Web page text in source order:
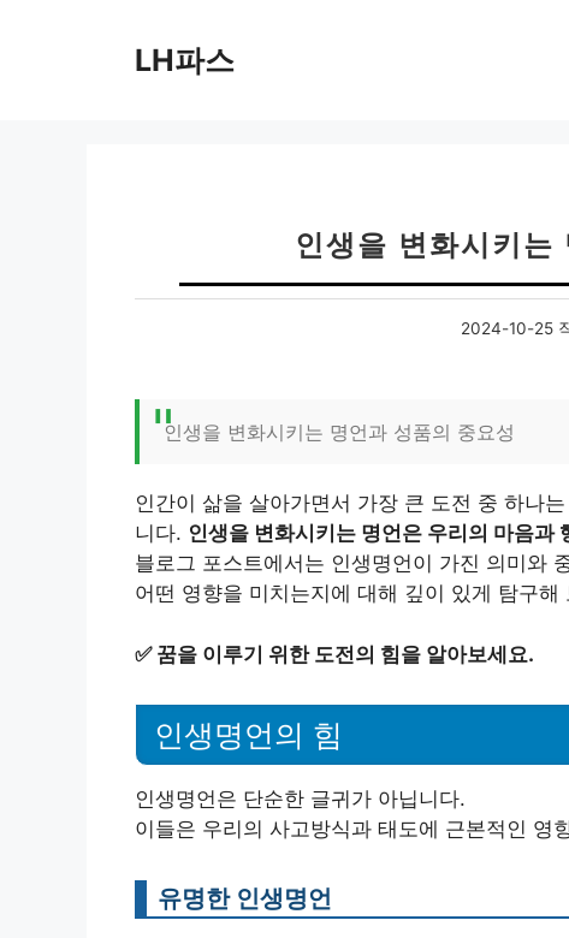
LH파스
인생을 변화시키는
2024-10-25
인생을 변화시키는 명언과 성품의 중요성
인간이 삶을 살아가면서 가장 큰 도전 중 하나
니다. 인생을 변화시키는 명언은 우리의 마음과
블로그 포스트에서는 인생명언이 가진 의미와
어떤 영향을 미치는지에 대해 깊이 있게 탐구해
✅ 꿈을 이루기 위한 도전의 힘을 알아보세요.
인생명언의 힘
인생명언은 단순한 글귀가 아닙니다.
이들은 우리의 사고방식과 태도에 근본적인 영
유명한 인생명언